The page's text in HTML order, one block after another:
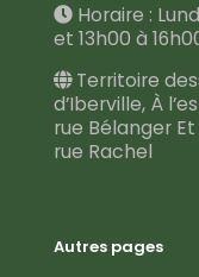
Horaire :
et 13h00 à
Territoire
d’Iberville, À
rue Bélanger
rue Rachel
Autres pages